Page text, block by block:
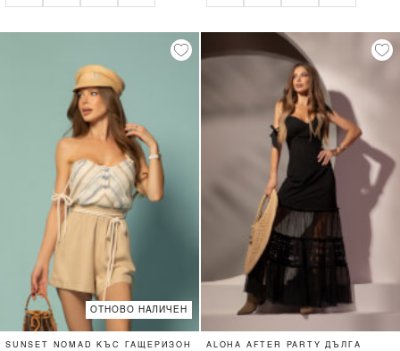
ОТНОВО НАЛИЧЕН
SUNSET NOMAD КЪС ГАЩЕРИЗОН
ALOHA AFTER PARTY ДЪЛГА